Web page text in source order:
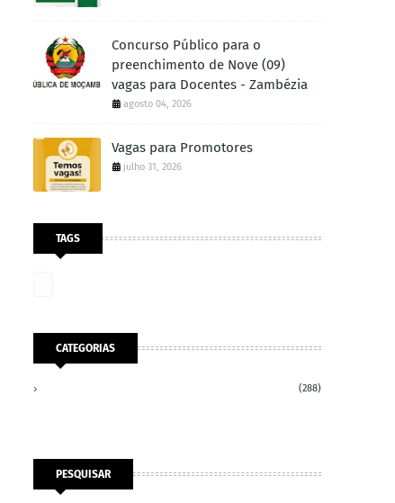
Concurso Público para o
preenchimento de Nove (09)
vagas para Docentes - Zambézia
agosto 04, 2026
Vagas para Promotores
julho 31, 2026
TAGS
CATEGORIAS
(288)
PESQUISAR